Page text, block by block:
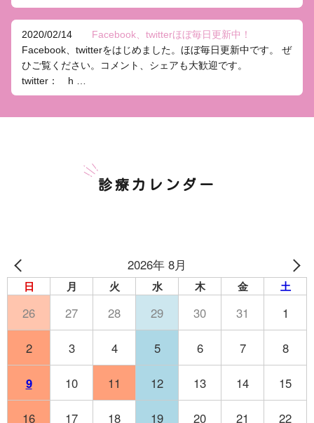
2020/02/14
Facebook、twitterほぼ毎日更新中！
Facebook、twitterをはじめました。ほぼ毎日更新中です。 ぜ
ひご覧ください。コメント、シェアも大歓迎です。
twitter： h …
診療カレンダー
2026年 8月
日 月 火 水 木 金 土
26 27 28 29 30 31 1
2 3 4 5 6 7 8
9 10 11 12 13 14 15
16 17 18 19 20 21 22